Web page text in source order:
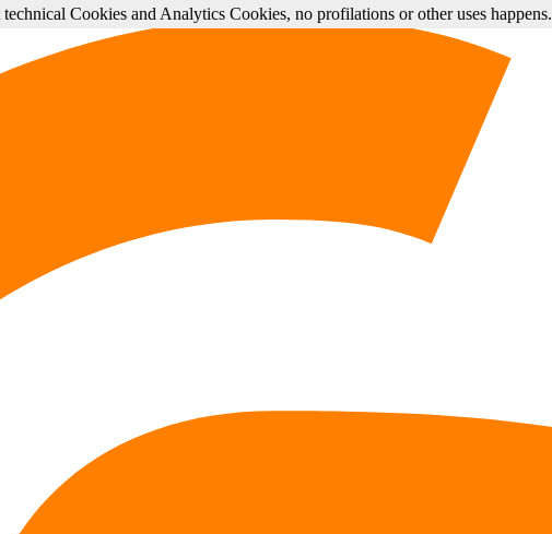
Cookies and Analytics Cookies, no profilations or other uses happens.